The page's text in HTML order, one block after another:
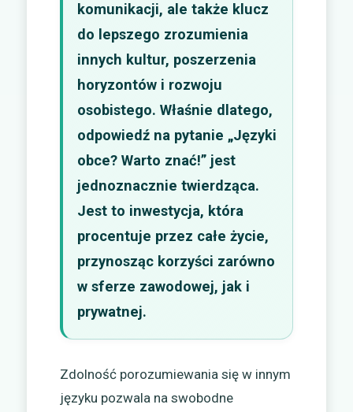
komunikacji, ale także klucz
do lepszego zrozumienia
innych kultur, poszerzenia
horyzontów i rozwoju
osobistego. Właśnie dlatego,
odpowiedź na pytanie „Języki
obce? Warto znać!” jest
jednoznacznie twierdząca.
Jest to inwestycja, która
procentuje przez całe życie,
przynosząc korzyści zarówno
w sferze zawodowej, jak i
prywatnej.
Zdolność porozumiewania się w innym
języku pozwala na swobodne